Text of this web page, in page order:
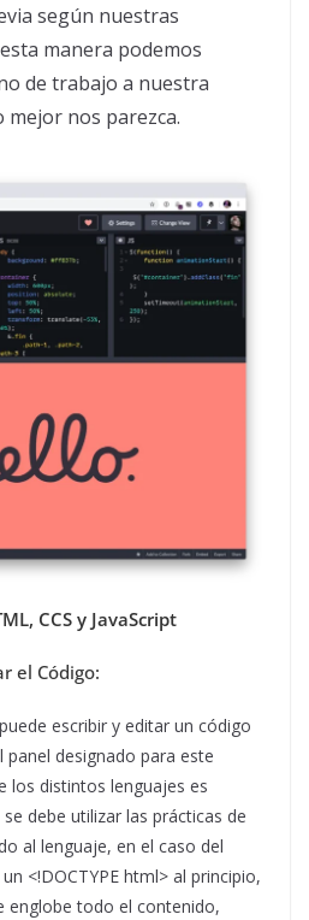
según nuestras
manera podemos
de trabajo a nuestra
mejor nos parezca.
CCS y JavaScript
el Código:
escribir y editar un código
designado para este
los distintos lenguajes es
debe utilizar las prácticas de
al lenguaje, en el caso del
<!DOCTYPE html> al principio,
englobe todo el contenido,